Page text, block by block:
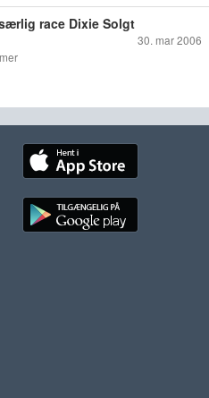
race Dixie Solgt
30. mar 2006